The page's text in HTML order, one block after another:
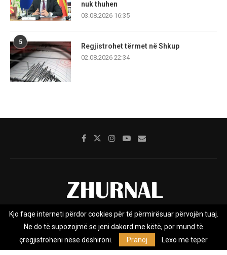
nuk thuhen
03.08.2026 16:35
5
Regjistrohet tërmet në Shkup
02.08.2026 22:34
Rreth nesh Impresumi Marketing
Kontakt
Privacy Policy
Zhurnal.mk është Agjenci e Lajmeve e pavarur, e themeluar në vitin
Kjo faqe interneti përdor cookies për të përmirësuar përvojën tuaj.
Ne do të supozojmë se jeni dakord me këtë, por mund të
çregjistroheni nëse dëshironi.
Pranoj Lexo më tepër